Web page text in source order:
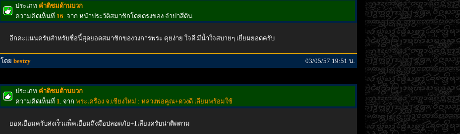
ประเภท คำติชมด้านบวก
ความคิดเห็นที่ 16. จาก หน้าประวัติสมาชิกโดยตรงของ จำปาสี่ต้น
อีกคะแนนครับสำหรับชื่อนี้สุดยอดสมาชิกของวงการพระ คุยง่าย ใจดี มีนํ้าใจสบายๆ เยี่ยมยอดครับ
โดย bestzy 03/05/57 19:51 น.
ประเภท คำติชมด้านบวก
ความคิดเห็นที่ 1. จาก พระเครื่อง จ.เชียงใหม่ : หลวงพ่อคูณ+ดวงดี เลียมพร้อมใช้
ยอดเยื่อมครับส่งเร็วแพ็คเยื่อมถึงมือปลอดภัย+1เสียงครับน่าติดตาม